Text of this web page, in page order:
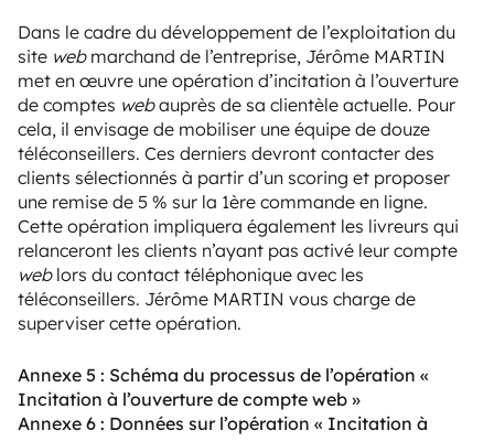
Dans le cadre du développement de l’exploitation du
site webmarchand de l’entreprise, Jérôme MARTIN
met en œuvre une opération d’incitation à l’ouverture
de comptes webauprès de sa clientèle actuelle. Pour
cela, il envisage de mobiliser une équipe de douze
téléconseillers. Ces derniers devront contacter des
clients sélectionnés à partir d’un scoring et proposer
une remise de 5 % sur la 1ère commande en ligne.
Cette opération impliquera également les livreurs qui
relanceront les clients n’ayant pas activé leur compte
weblors du contact téléphonique avec les
téléconseillers. Jérôme MARTIN vous charge de
superviser cette opération.
Annexe 5 : Schéma du processus de l’opération «
Incitation à l’ouverture de compte web »
Annexe 6 : Données sur l’opération « Incitation à